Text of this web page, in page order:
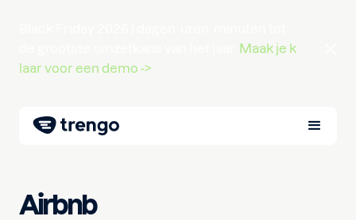
Maak je k
laar voor een demo ->
Airbnb